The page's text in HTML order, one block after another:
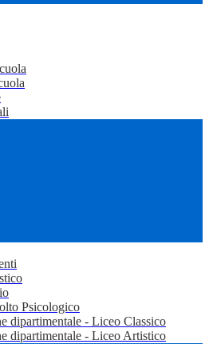
Psicologico
dipartimentale - Liceo Classico
dipartimentale - Liceo Artistico